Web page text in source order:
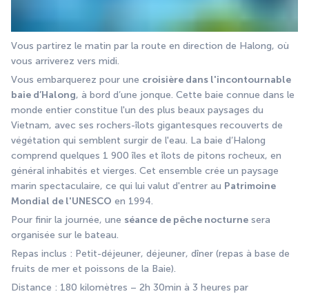
Vous partirez le matin par la route en direction de Halong, où
vous arriverez vers midi.
Vous embarquerez pour une croisière dans l'incontournable
baie d’Halong, à bord d’une jonque. Cette baie connue dans le
monde entier constitue l'un des plus beaux paysages du
Vietnam, avec ses rochers-îlots gigantesques recouverts de
végétation qui semblent surgir de l'eau. La baie d’Halong
comprend quelques 1 900 îles et îlots de pitons rocheux, en
général inhabités et vierges. Cet ensemble crée un paysage
marin spectaculaire, ce qui lui valut d'entrer au Patrimoine
Mondial de l'UNESCO en 1994.
Pour finir la journée, une séance de pêche nocturne sera
organisée sur le bateau.
Repas inclus : Petit-déjeuner, déjeuner, dîner (repas à base de
fruits de mer et poissons de la Baie).
Distance : 180 kilomètres – 2h 30min à 3 heures par